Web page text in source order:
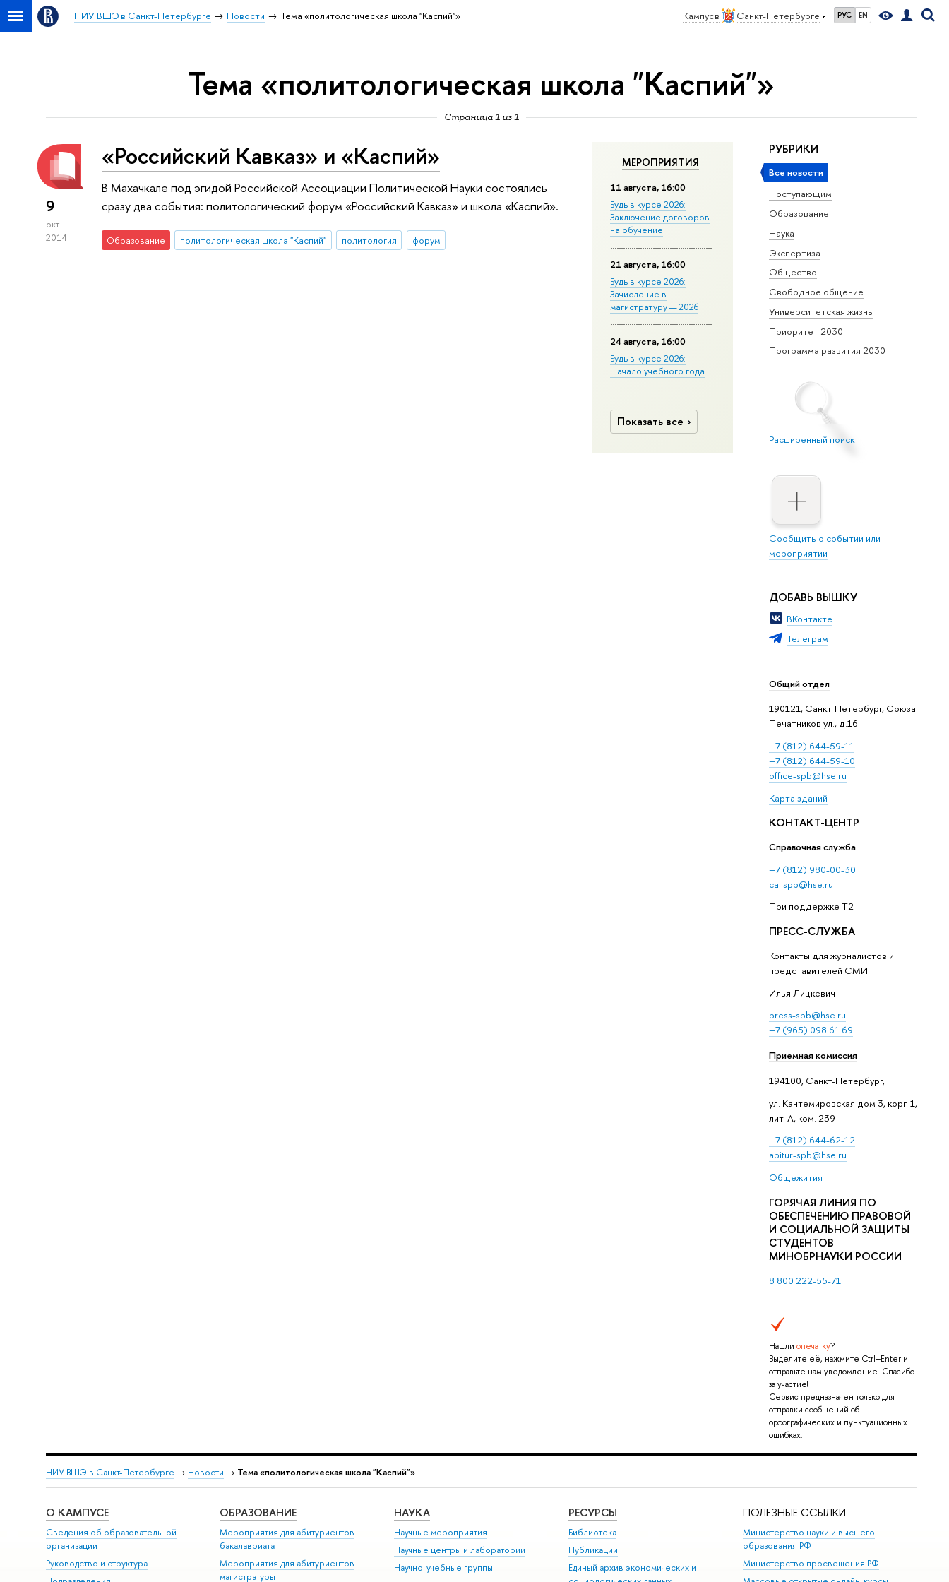
Кампус в Санкт-Петербурге РУС EN
НИУ ВШЭ в Санкт-Петербурге Новости Тема «политологическая школа "Каспий"»
Тема «политологическая школа "Каспий"»
Страница 1 из 1
РУБРИКИ
Все новости
Поступающим
Образование
Наука
Экспертиза
Общество
Свободное общение
Университетская жизнь
Приоритет 2030
Программа развития 2030
Расширенный поиск
Сообщить о событии или
мероприятии
ДОБАВЬ ВЫШКУ
ВКонтакте
Телеграм
Общий отдел
190121, Санкт-Петербург, Союза
Печатников ул., д.16
+7 (812) 644-59-11
+7 (812) 644-59-10
office-spb@hse.ru
Карта зданий
КОНТАКТ-ЦЕНТР
Справочная служба
+7 (812) 980-00-30
callspb@hse.ru
При поддержке T2
ПРЕСС-СЛУЖБА
Контакты для журналистов и
представителей СМИ
Илья Лицкевич
press-spb@hse.ru
+7 (965) 098 61 69
Приемная комиссия
194100, Санкт-Петербург,
ул. Кантемировская дом 3, корп.1,
лит. А, ком. 239
+7 (812) 644-62-12
abitur-spb@hse.ru
Общежития
ГОРЯЧАЯ ЛИНИЯ ПО
ОБЕСПЕЧЕНИЮ ПРАВОВОЙ
И СОЦИАЛЬНОЙ ЗАЩИТЫ
СТУДЕНТОВ
МИНОБРНАУКИ РОССИИ
8 800 222-55-71
Нашли опечатку?
Выделите её, нажмите Ctrl+Enter и
отправьте нам уведомление. Спасибо
за участие!
Сервис предназначен только для
отправки сообщений об
орфографических и пунктуационных
ошибках.
МЕРОПРИЯТИЯ
11 августа, 16:00
Будь в курсе 2026:
Заключение договоров
на обучение
21 августа, 16:00
Будь в курсе 2026:
Зачисление в
магистратуру — 2026
24 августа, 16:00
Будь в курсе 2026:
Начало учебного года
Показать все
9
окт
2014
«Российский Кавказ» и «Каспий»
В Махачкале под эгидой Российской Ассоциации Политической Науки состоялись
сразу два события: политологический форум «Российский Кавказ» и школа «Каспий».
Образование политологическая школа "Каспий" политология форум
НИУ ВШЭ в Санкт-Петербурге → Новости → Тема «политологическая школа "Каспий"»
О КАМПУСЕ
Сведения об образовательной
организации
Руководство и структура
ОБРАЗОВАНИЕ
Мероприятия для абитуриентов
бакалавриата
Мероприятия для абитуриентов
магистратуры
НАУКА
Научные мероприятия
Научные центры и лаборатории
Научно-учебные группы
РЕСУРСЫ
Библиотека
Публикации
Единый архив экономических и
ПОЛЕЗНЫЕ ССЫЛКИ
Министерство науки и высшего
образования РФ
Министерство просвещения РФ